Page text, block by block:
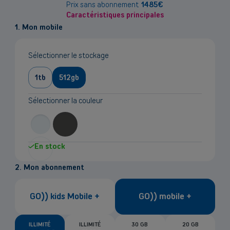
sur
Prix sans abonnement 1485€
Caractéristiques principales
1. Mon mobile
Sélectionner le stockage
1tb 512gb
Sélectionner la couleur
En stock
2. Mon abonnement
GO)) kids Mobile + GO)) mobile +
ILLIMITÉ ILLIMITÉ 30 GB 20 GB